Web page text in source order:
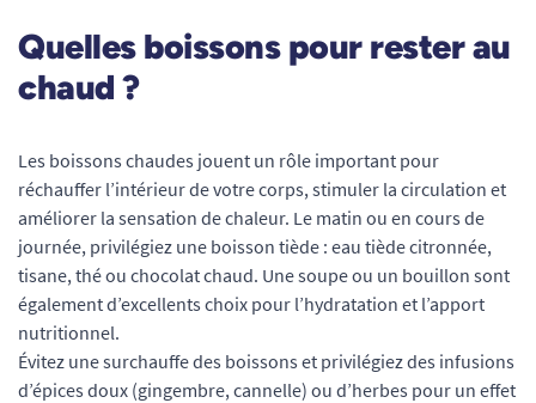
Quelles boissons pour rester au
chaud ?
Les boissons chaudes jouent un rôle important pour
réchauffer l’intérieur de votre corps, stimuler la circulation et
améliorer la sensation de chaleur. Le matin ou en cours de
journée, privilégiez une boisson tiède : eau tiède citronnée,
tisane, thé ou chocolat chaud. Une soupe ou un bouillon sont
également d’excellents choix pour l’hydratation et l’apport
nutritionnel.
Évitez une surchauffe des boissons et privilégiez des infusions
d’épices doux (gingembre, cannelle) ou d’herbes pour un effet